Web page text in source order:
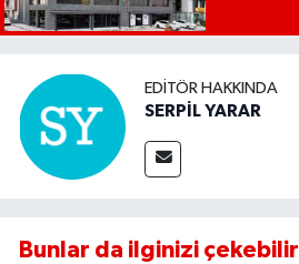
EDITÖR HAKKINDA
SERPİL YARAR
Bunlar da ilginizi çekebilir